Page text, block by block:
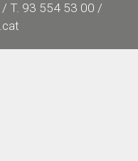
T. 93 554 53 00 /